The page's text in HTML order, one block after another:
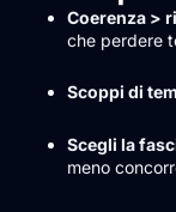
Coerenza >
che perdere
Scoppi di
Scegli la
meno